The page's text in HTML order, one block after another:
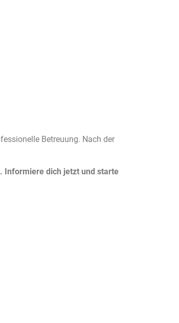
Betreuung. Nach der
Informiere dich jetzt und starte